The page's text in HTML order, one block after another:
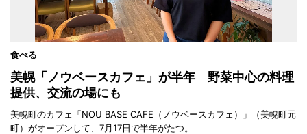
食べる
美幌「ノウベースカフェ」が半年 野菜中心の料理
提供、交流の場にも
美幌町のカフェ「NOU BASE CAFE（ノウベースカフェ）」（美幌町元
町）がオープンして、7月17日で半年がたつ。